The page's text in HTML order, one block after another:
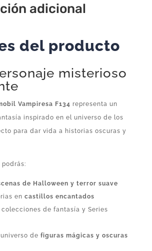
adicional
del producto
misterioso
Vampiresa F134 representa un
inspirado en el universo de los
para dar vida a historias oscuras y
de Halloween y terror suave
en castillos encantados
colecciones de fantasía y Series
de figuras mágicas y oscuras